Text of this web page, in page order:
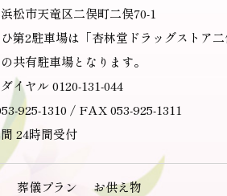
松市天竜区二俣町二俣70-1
第2駐車場は「杏林堂ドラッグストア二
共有駐車場となります。
イヤル 0120-131-044
925-1310 / FAX 053-925-1311
24時間受付
葬儀プラン お供え物